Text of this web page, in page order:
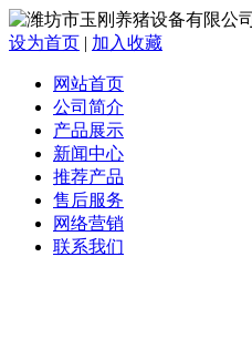
设为首页 | 加入收藏
网站首页
公司简介
产品展示
新闻中心
推荐产品
售后服务
网络营销
联系我们